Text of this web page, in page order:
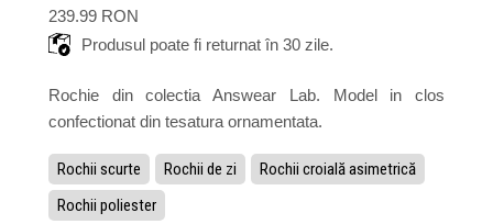
239.99 RON
Produsul poate fi returnat în 30 zile.
Rochie din colectia Answear Lab. Model in clos
confectionat din tesatura ornamentata.
Rochii scurte Rochii de zi
Rochii croială asimetrică
Rochii poliester